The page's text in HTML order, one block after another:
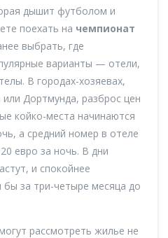
дышит футболом и
поехать на чемпионат
выбрать, где
варианты — отели,
В городах-хозяевах,
Дортмунда, разброс цен
койко-места начинаются
а средний номер в отеле
евро за ночь. В дни
и спокойнее
за три-четыре месяца до
рассмотреть жилье не